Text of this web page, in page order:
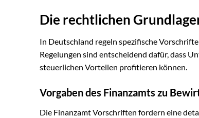
Die rechtlichen
In Deutschland regeln spezifische
Regelungen sind entscheidend dafür, dass
steuerlichen Vorteilen profitieren können.
Vorgaben des Finanzamts zu
Die Finanzamt Vorschriften fordern eine